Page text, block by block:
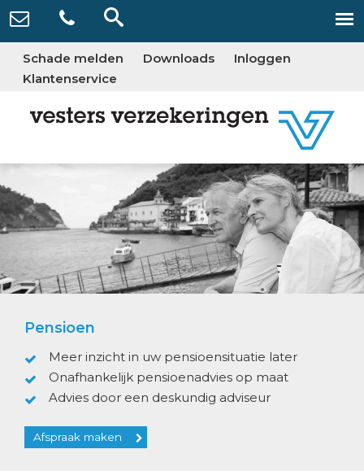
Schade melden Downloads
Inloggen
Klantenservice
Pensioen
Meer inzicht in uw pensioensituatie later
Onafhankelijk pensioenadvies op maat
Advies door een deskundig adviseur
Afspraak maken